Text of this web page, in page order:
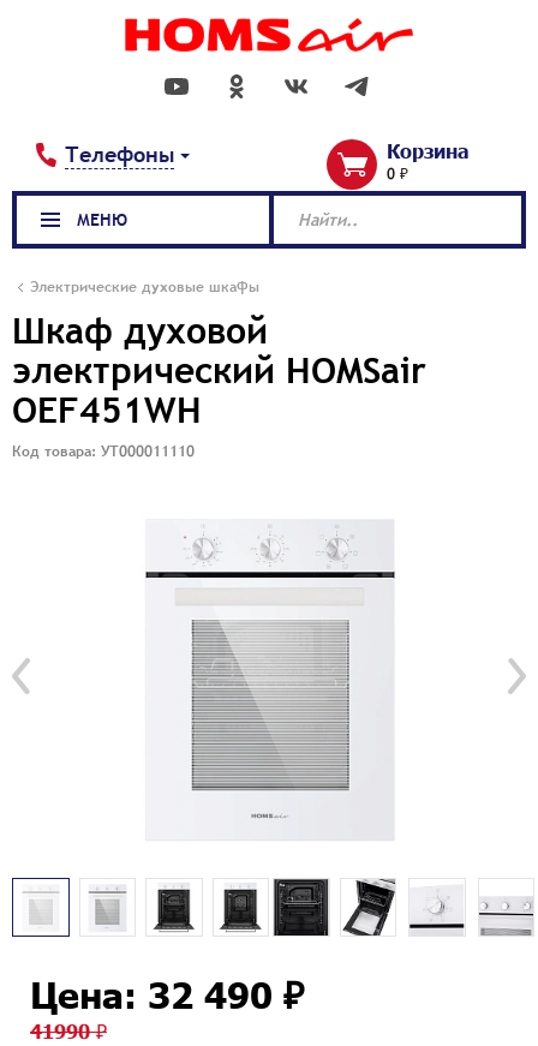
Телефоны Корзина
0 ₽
Электрические духовые шкафы
Шкаф духовой
электрический HOMSair
OEF451WH
Код товара: УТ000011110
Цена: 32 490 ₽
41990 ₽
МЕНЮ Найти..